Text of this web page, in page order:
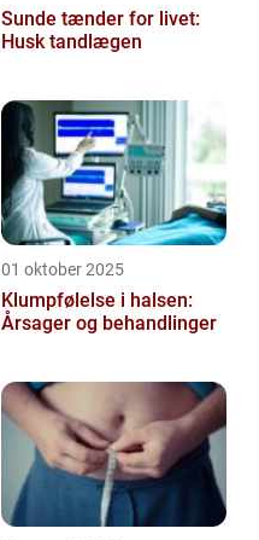
Sunde tænder for livet:
Husk tandlægen
01 oktober 2025
Klumpfølelse i halsen:
Årsager og behandlinger